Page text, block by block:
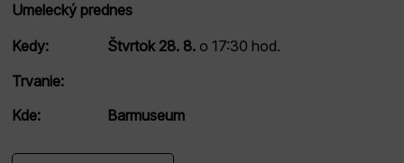
Umelecký prednes
Kedy:
Štvrtok 28. 8.o 17:30 hod.
Trvanie:
Kde:
Barmuseum